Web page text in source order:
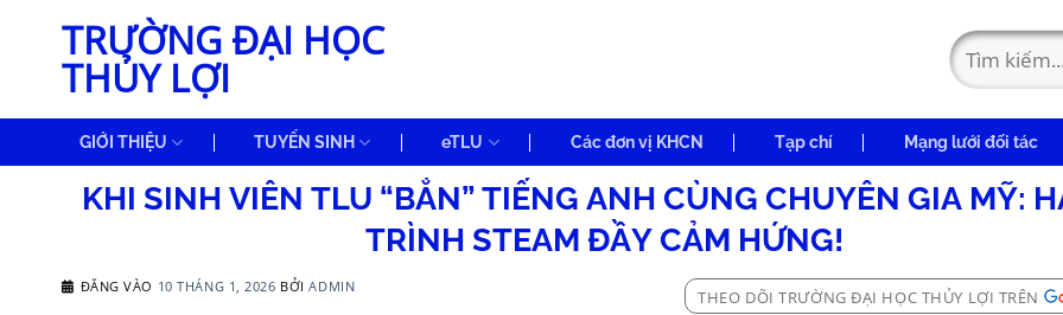
TRƯỜNG ĐẠI HỌC
THỦY LỢI
GIỚI THIỆU TUYỂN SINH eTLU Các đơn vị KHCN Tạp chí Mạng lưới đối tác
KHI SINH VIÊN TLU “BẮN” TIẾNG ANH CÙNG CHUYÊN GIA MỸ:
TRÌNH STEAM ĐẦY CẢM HỨNG!
ĐĂNG VÀO 10 THÁNG 1, 2026 BỞIADMIN
THEO DÕI TRƯỜNG ĐẠI HỌC THỦY LỢI TRÊN